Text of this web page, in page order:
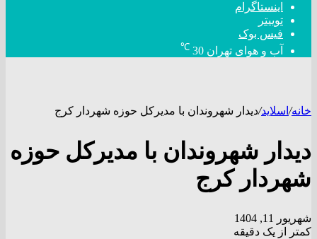
اینستاگرام
توییتر
فیس بوک
آب و هوای تهران 30
℃
خانه/ اسلاید/دیدار شهروندان با مدیرکل حوزه شهردار کرج
دیدار شهروندان با مدیرکل حوزه
شهردار کرج
شهریور 11, 1404
کمتر از یک دقیقه